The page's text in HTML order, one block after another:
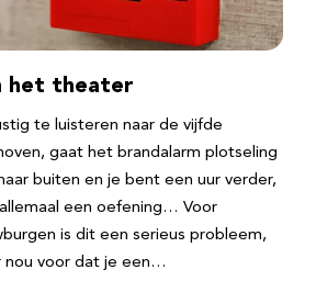
het theater
te luisteren naar de vijfde
gaat het brandalarm plotseling
buiten en je bent een uur verder,
een oefening… Voor
is dit een serieus probleem,
nou voor dat je een…